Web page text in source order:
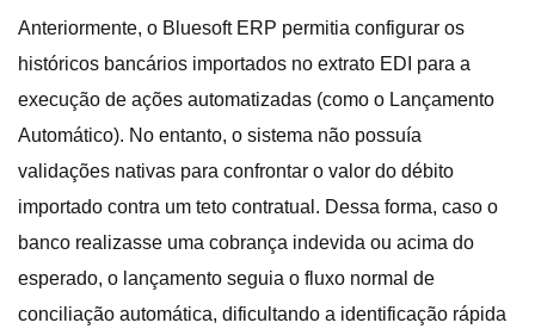
Anteriormente, o Bluesoft ERP permitia configurar os
históricos bancários importados no extrato EDI para a
execução de ações automatizadas (como o Lançamento
Automático). No entanto, o sistema não possuía
validações nativas para confrontar o valor do débito
importado contra um teto contratual . Dessa forma, caso o
banco realizasse uma cobrança indevida ou acima do
esperado, o lançamento seguia o fluxo normal de
conciliação automática, dificultando a identificação rápida